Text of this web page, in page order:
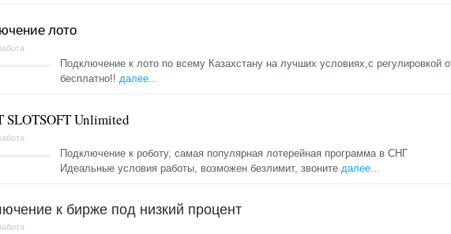
лото
Подключение к лото по всему Казахстану на лучших условиях,с регулировкой
бесплатно!!далее...
SLOTSOFT Unlimited
Подключение к роботу, самая популярная лотерейная программа в СНГ
Идеальные условия работы, возможен безлимит, звонитедалее...
к бирже под низкий процент